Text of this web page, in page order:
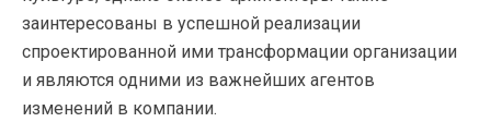
заинтересованы в успешной реализации
спроектированной ими трансформации организации
и являются одними из важнейших агентов
изменений в компании.